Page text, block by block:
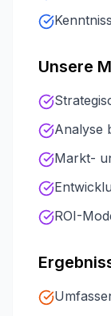
Unsere
Analyse
Markt-
ROI-